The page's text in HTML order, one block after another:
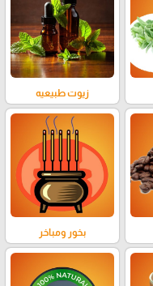
زيوت طبيعيه
بخور ومباخر